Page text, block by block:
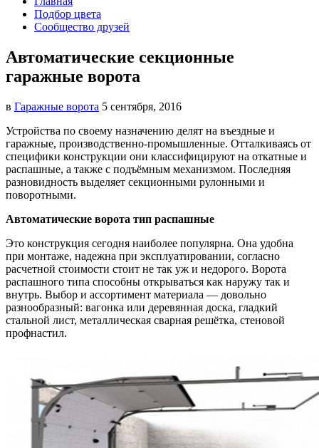
Подбор цвета
Сообщество друзей
Автоматические секционные
гаражные ворота
в Гаражные ворота 5 сентября, 2016
Устройства по своему назначению делят на въездные и
гаражные, производственно-промышленные. Отталкиваясь от
специфики конструкции они классифицируют на откатные и
распашные, а также с подъёмным механизмом. Последняя
разновидность выделяет секционными рулонными и
поворотными.
Автоматические ворота тип распашные
Это конструкция сегодня наиболее популярна. Она удобна
при монтаже, надежна при эксплуатировании, согласно
расчетной стоимости стоит не так уж и недорого. Ворота
распашного типа способны открываться как наружу так и
внутрь. Выбор и ассортимент материала — довольно
разнообразный: вагонка или деревянная доска, гладкий
стальной лист, металлическая сварная решётка, стеновой
профнастил.